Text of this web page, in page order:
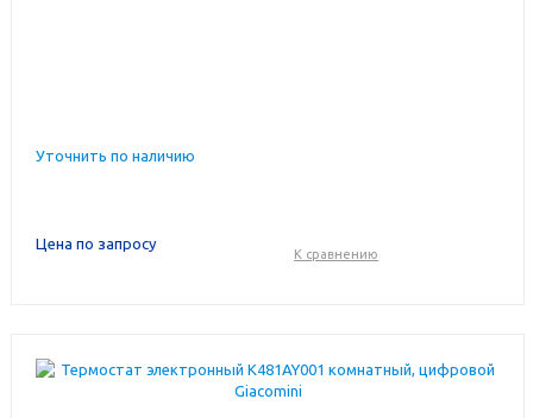
Уточнить по наличию
Цена по запросу
К сравнению